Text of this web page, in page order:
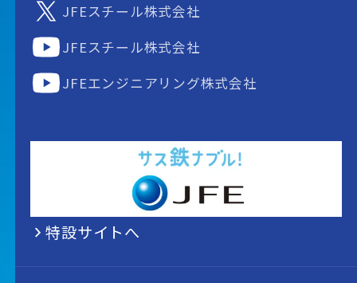
JFEスチール株式会社
JFEスチール株式会社
JFEエンジニアリング株式会社
特設サイトへ